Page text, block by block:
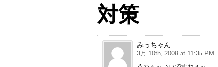
対策
みっちゃん
3月 10th, 2009 at 11:35 PM